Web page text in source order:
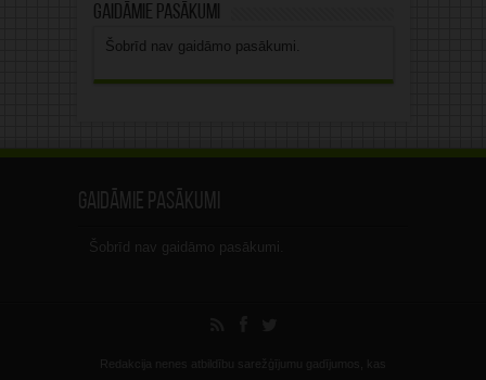
Gaidāmie pasākumi
Šobrīd nav gaidāmo pasākumi.
Gaidāmie pasākumi
Šobrīd nav gaidāmo pasākumi.
Redakcija nenes atbildību sarežģījumu gadījumos, kas